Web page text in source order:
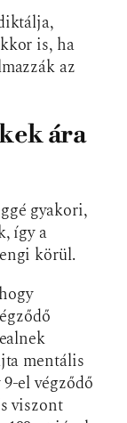
is, ha
az
ára
gyakori,
így a
körül.
mentális
el végződő
viszont